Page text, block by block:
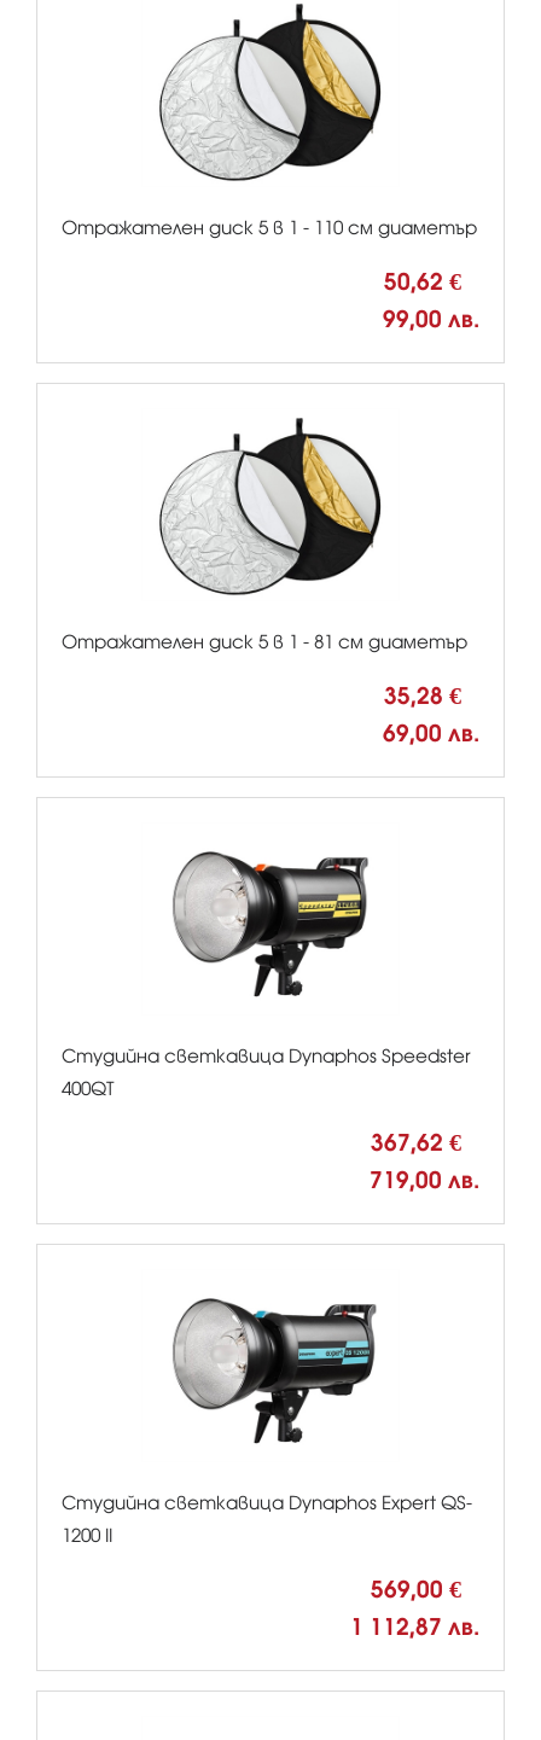
Отражателен диск 5 в 1 - 110 см диаметър
50,62 €
99,00 лв.
Отражателен диск 5 в 1 - 81 см диаметър
35,28 €
69,00 лв.
Студийна светкавица Dynaphos Speedster
400QT
367,62 €
719,00 лв.
Студийна светкавица Dynaphos Expert QS-
1200 II
569,00 €
1 112,87 лв.